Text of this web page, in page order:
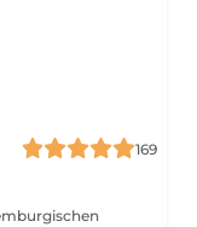
169